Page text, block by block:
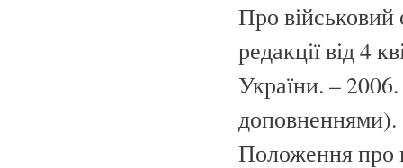
Про військовий
редакції від 4
України. –
доповненнями).
Положення про